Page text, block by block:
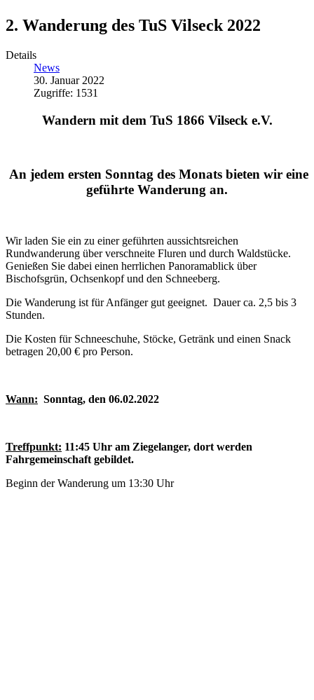
2. Wanderung des TuS Vilseck 2022
Details
News
30. Januar 2022
Zugriffe: 1531
Wandern mit dem TuS 1866 Vilseck e.V.
An jedem ersten Sonntag des Monats bieten wir eine
geführte Wanderung an.
Wir laden Sie ein zu einer geführten aussichtsreichen
Rundwanderung über verschneite Fluren und durch Waldstücke.
Genießen Sie dabei einen herrlichen Panoramablick über
Bischofsgrün, Ochsenkopf und den Schneeberg.
Die Wanderung ist für Anfänger gut geeignet. Dauer ca. 2,5 bis 3
Stunden.
Die Kosten für Schneeschuhe, Stöcke, Getränk und einen Snack
betragen 20,00 € pro Person.
Wann: Sonntag, den 06.02.2022
Treffpunkt: 11:45 Uhr am Ziegelanger, dort werden
Fahrgemeinschaft gebildet.
Beginn der Wanderung um 13:30 Uhr